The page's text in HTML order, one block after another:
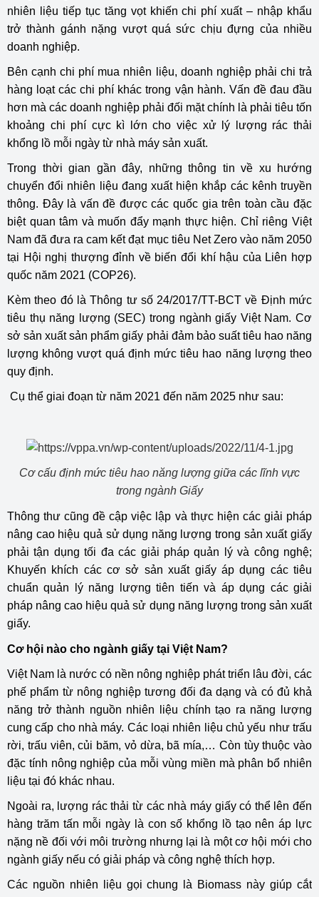
nhiên liệu tiếp tục tăng vọt khiến chi phí xuất – nhập khẩu
trở thành gánh nặng vượt quá sức chịu đựng của nhiều
doanh nghiệp.
Bên cạnh chi phí mua nhiên liệu, doanh nghiệp phải chi trả
hàng loạt các chi phí khác trong vận hành. Vấn đề đau đầu
hơn mà các doanh nghiệp phải đối mặt chính là phải tiêu tốn
khoảng chi phí cực kì lớn cho việc xử lý lượng rác thải
khổng lồ mỗi ngày từ nhà máy sản xuất.
Trong thời gian gần đây, những thông tin về xu hướng
chuyển đổi nhiên liệu đang xuất hiện khắp các kênh truyền
thông. Đây là vấn đề được các quốc gia trên toàn cầu đặc
biệt quan tâm và muốn đẩy mạnh thực hiện. Chỉ riêng Việt
Nam đã đưa ra cam kết đạt mục tiêu Net Zero vào năm 2050
tại Hội nghị thượng đỉnh về biến đổi khí hậu của Liên hợp
quốc năm 2021 (COP26).
Kèm theo đó là Thông tư số 24/2017/TT-BCT về Định mức
tiêu thụ năng lượng (SEC) trong ngành giấy Việt Nam. Cơ
sở sản xuất sản phẩm giấy phải đảm bảo suất tiêu hao năng
lượng không vượt quá định mức tiêu hao năng lượng theo
quy định.
Cụ thể giai đoạn từ năm 2021 đến năm 2025 như sau:
Cơ cấu định mức tiêu hao năng lượng giữa các lĩnh vực
trong ngành Giấy
Thông thư cũng đề cập việc lập và thực hiện các giải pháp
nâng cao hiệu quả sử dụng năng lượng trong sản xuất giấy
phải tận dụng tối đa các giải pháp quản lý và công nghệ;
Khuyến khích các cơ sở sản xuất giấy áp dụng các tiêu
chuẩn quản lý năng lượng tiên tiến và áp dụng các giải
pháp nâng cao hiệu quả sử dụng năng lượng trong sản xuất
giấy.
Cơ hội nào cho ngành giấy tại Việt Nam?
Việt Nam là nước có nền nông nghiệp phát triển lâu đời, các
phế phẩm từ nông nghiệp tương đối đa dạng và có đủ khả
năng trở thành nguồn nhiên liệu chính tạo ra năng lượng
cung cấp cho nhà máy. Các loại nhiên liệu chủ yếu như trấu
rời, trấu viên, củi băm, vỏ dừa, bã mía,… Còn tùy thuộc vào
đặc tính nông nghiệp của mỗi vùng miền mà phân bổ nhiên
liệu tại đó khác nhau.
Ngoài ra, lượng rác thải từ các nhà máy giấy có thể lên đến
hàng trăm tấn mỗi ngày là con số khổng lồ tạo nên áp lực
nặng nề đối với môi trường nhưng lại là một cơ hội mới cho
ngành giấy nếu có giải pháp và công nghệ thích hợp.
Các nguồn nhiên liệu gọi chung là Biomass này giúp cắt